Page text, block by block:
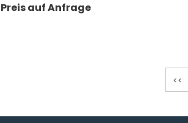
Preis auf Anfrage
<<